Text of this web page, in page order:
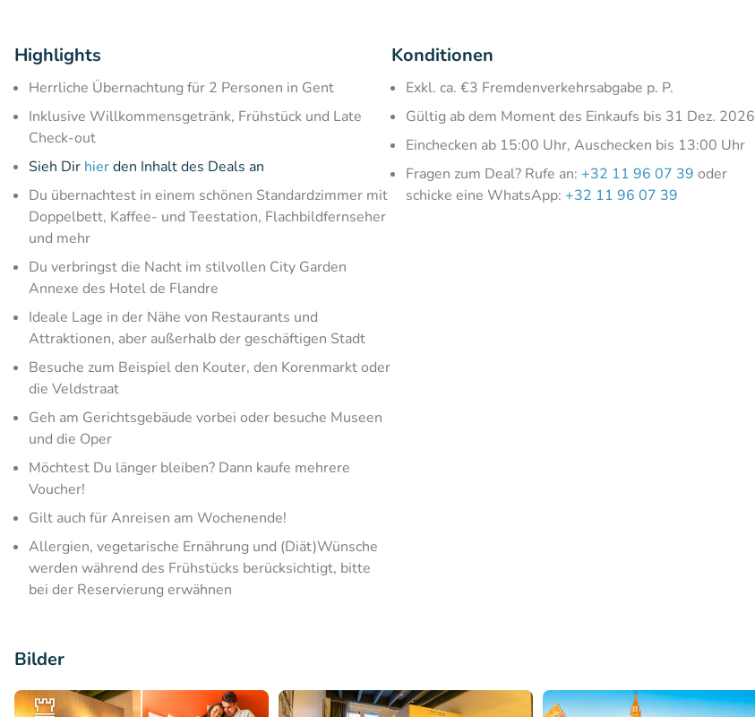
Highlights
Herrliche Übernachtung für 2 Personen in Gent
Inklusive Willkommensgetränk, Frühstück und Late
Check-out
Sieh Dir hierden Inhalt des Deals an
Du übernachtest in einem schönen Standardzimmer mit
Doppelbett, Kaffee- und Teestation, Flachbildfernseher
und mehr
Du verbringst die Nacht im stilvollen City Garden
Annexe des Hotel de Flandre
Ideale Lage in der Nähe von Restaurants und
Attraktionen, aber außerhalb der geschäftigen Stadt
Besuche zum Beispiel den Kouter, den Korenmarkt oder
die Veldstraat
Geh am Gerichtsgebäude vorbei oder besuche Museen
und die Oper
Möchtest Du länger bleiben? Dann kaufe mehrere
Voucher!
Gilt auch für Anreisen am Wochenende!
Allergien, vegetarische Ernährung und (Diät)Wünsche
werden während des Frühstücks berücksichtigt, bitte
bei der Reservierung erwähnen
Konditionen
Exkl. ca. €3 Fremdenverkehrsabgabe p. P.
Gültig ab dem Moment des Einkaufs bis 31 Dez. 2026
Einchecken ab 15:00 Uhr, Auschecken bis 13:00 Uhr
Fragen zum Deal? Rufe an:+32 11 96 07 39 oder
schicke eine WhatsApp:+32 11 96 07 39
Bilder